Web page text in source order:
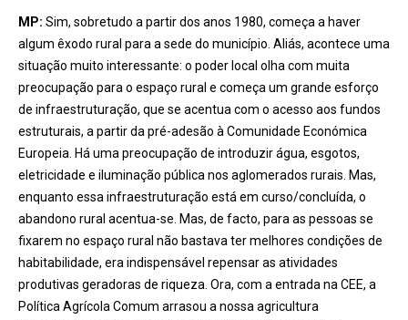
MP: Sim, sobretudo a partir dos anos 1980, começa a haver
algum êxodo rural para a sede do município. Aliás, acontece uma
situação muito interessante: o poder local olha com muita
preocupação para o espaço rural e começa um grande esforço
de infraestruturação, que se acentua com o acesso aos fundos
estruturais, a partir da pré-adesão à Comunidade Económica
Europeia. Há uma preocupação de introduzir água, esgotos,
eletricidade e iluminação pública nos aglomerados rurais. Mas,
enquanto essa infraestruturação está em curso/concluída, o
abandono rural acentua-se. Mas, de facto, para as pessoas se
fixarem no espaço rural não bastava ter melhores condições de
habitabilidade, era indispensável repensar as atividades
produtivas geradoras de riqueza. Ora, com a entrada na CEE, a
Política Agrícola Comum arrasou a nossa agricultura